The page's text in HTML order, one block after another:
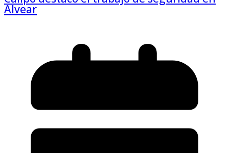
Alvear